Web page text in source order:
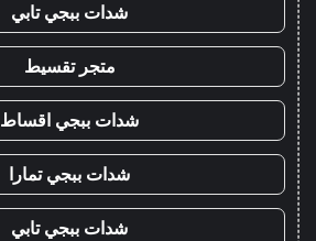
شدات ببجي تابي
متجر تقسيط
شدات ببجي اقساط
شدات ببجي تمارا
شدات ببجي تابي